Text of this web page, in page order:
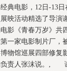
经典电影，12日-13
映活动精选了导演
影《青春万岁》
一家电影制片厂，
物馆巡展四部修复
责人张沫说。, 谢